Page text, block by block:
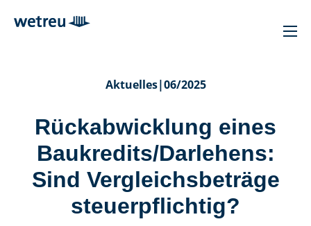
Aktuelles|06/2025
Rückabwicklung eines
Baukredits/Darlehens:
Sind Vergleichsbeträge
steuerpflichtig?